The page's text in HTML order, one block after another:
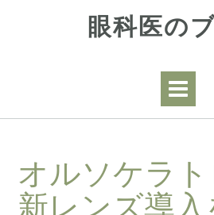
眼科医の
オルソケラ
新レンズ導入